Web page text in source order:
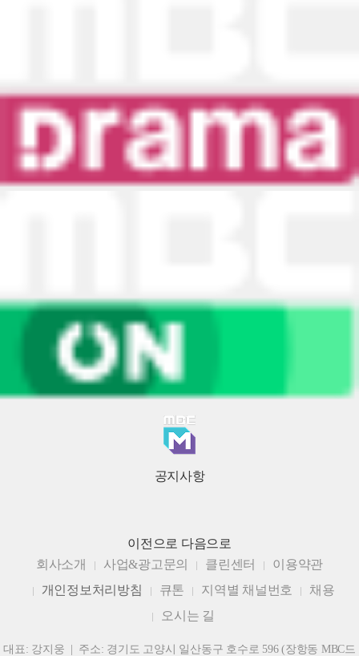
공지사항
이전으로 다음으로
회사소개
사업&광고문의 클린센터
이용약관
개인정보처리방침
큐톤 지역별 채널번호
채용
오시는 길
대표: 강지웅 | 주소: 경기도 고양시 일산동구 호수로 596 (장항동 MBC드